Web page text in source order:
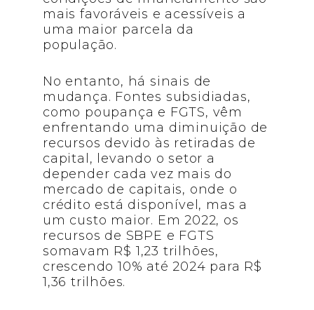
mais favoráveis e acessíveis a
uma maior parcela da
população.
No entanto, há sinais de
mudança. Fontes subsidiadas,
como poupança e FGTS, vêm
enfrentando uma diminuição de
recursos devido às retiradas de
capital, levando o setor a
depender cada vez mais do
mercado de capitais, onde o
crédito está disponível, mas a
um custo maior. Em 2022, os
recursos de SBPE e FGTS
somavam R$ 1,23 trilhões,
crescendo 10% até 2024 para R$
1,36 trilhões.